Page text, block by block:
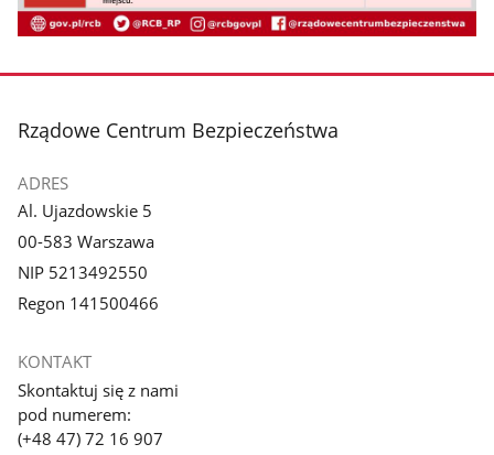
stopka
Rządowe Centrum Bezpieczeństwa
ADRES
Al. Ujazdowskie 5
00-583 Warszawa
NIP 5213492550
Regon 141500466
KONTAKT
Skontaktuj się z nami
pod numerem:
(+48 47) 72 16 907